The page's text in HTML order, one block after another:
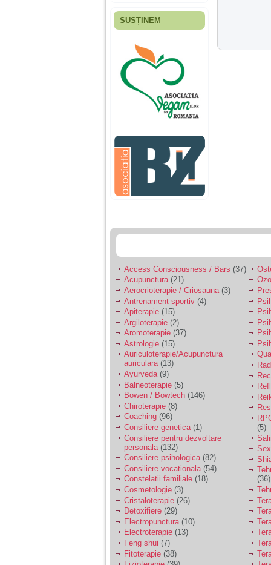
Fiica mea s-a nascut
ani, privind in urma
realizez cat de multe
greseli am facut in
educatia si cresterea
ei, am fost o mama
egoista, preocupata
de implinirea
profesionala, cand ea
era mica am neglijat-
agresiva, orice
greseala era taxata cu
o palma sau pedepse.
De 4 ani am o relatie
serioasa cu un barbat
sa se manifeste o
Ma aflu aici pentru ca
vreau sa stiu daca am
nevoie de un psiholog
sau psihiatru.
Sunt casatorita, am
31 de ani si un copil in
varsta de 2 ani care
mi-e lumina ochilor.
De ceva timp simt ca
mi s-a adunat
oboseala, o oboseala
cronica de care nu pot
scapa si simt ca din
cauza ei nu pot
controla nervii si
cateodata are copilul
de suferit.
Am o bariera peste
care nu pot trece:
prietena mea a ramas
insarcinata cu o fata.
Am fost de comun
acord sa facem un
copil, cu gandul ca e
baiat.
SUSȚINEM
Access Consciousness / Bars (37)
Acupunctura(21)
Aerocrioterapie / Criosauna (3)
Antrenament sportiv (4)
Apiterapie (15)
Argiloterapie (2)
Aromoterapie (37)
Astrologie (15)
Auriculoterapie/Acupunctura
auriculara(13)
Ayurveda(9)
Balneoterapie (5)
Bowen / Bowtech (146)
Chiroterapie (8)
Coaching (96)
Consiliere genetica(1)
Consiliere pentru dezvoltare
personala (132)
Consiliere psihologica(82)
Consiliere vocationala (54)
Constelatii familiale (18)
Cosmetologie (3)
Cristaloterapie (26)
Detoxifiere (29)
Electropunctura (10)
Electroterapie (13)
Feng shui (7)
Fitoterapie (38)
(5)
(36)